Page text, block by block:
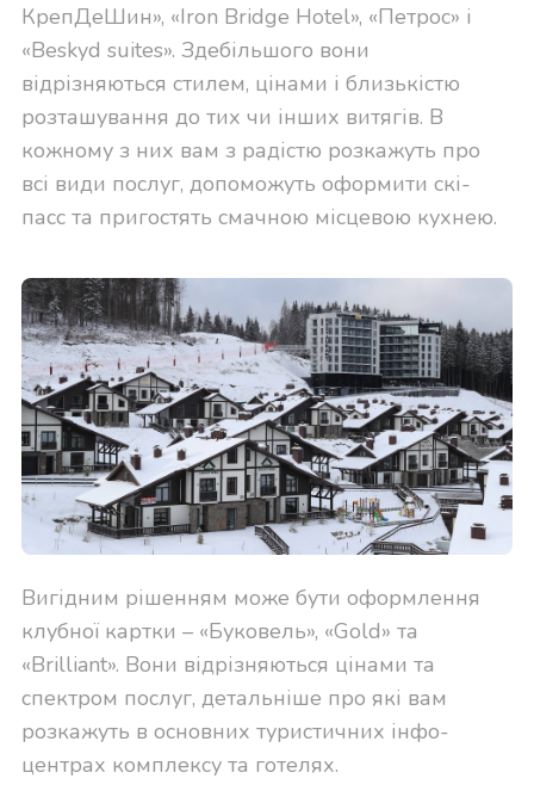
КрепДеШин», «Iron Bridge Hotel», «Петрос» і
«Beskyd suites». Здебільшого вони
відрізняються стилем, цінами і близькістю
розташування до тих чи інших витягів. В
кожному з них вам з радістю розкажуть про
всі види послуг, допоможуть оформити скі-
пасс та пригостять смачною місцевою кухнею.
Вигідним рішенням може бути оформлення
клубної картки – «Буковель», «Gold» та
«Brilliant». Вони відрізняються цінами та
спектром послуг, детальніше про які вам
розкажуть в основних туристичних інфо-
центрах комплексу та готелях.